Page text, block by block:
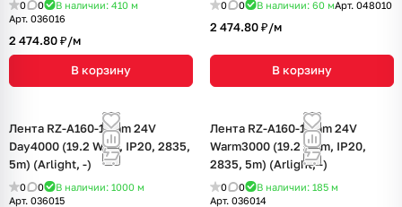
0 0 В наличии: 410 м
Арт. 036016
2 474.80 ₽/м
В корзину
0 0 В наличии: 60 мАрт. 048010
2 474.80 ₽/м
В корзину
Лента RZ-A160-15mm 24V
Day4000 (19.2 W/m, IP20, 2835,
5m) (Arlight, -)
0 0 В наличии: 1000 м
Арт. 036015
Лента RZ-A160-15mm 24V
Warm3000 (19.2 W/m, IP20,
2835, 5m) (Arlight, -)
0 0 В наличии: 185 м
Арт. 036014